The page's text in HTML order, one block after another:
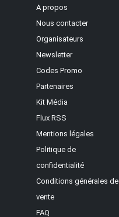
A propos
Nous contacter
Organisateurs
Newsletter
Codes Promo
Partenaires
Kit Média
Flux RSS
Mentions légales
Politique de
confidentialité
Conditions générales de
vente
FAQ